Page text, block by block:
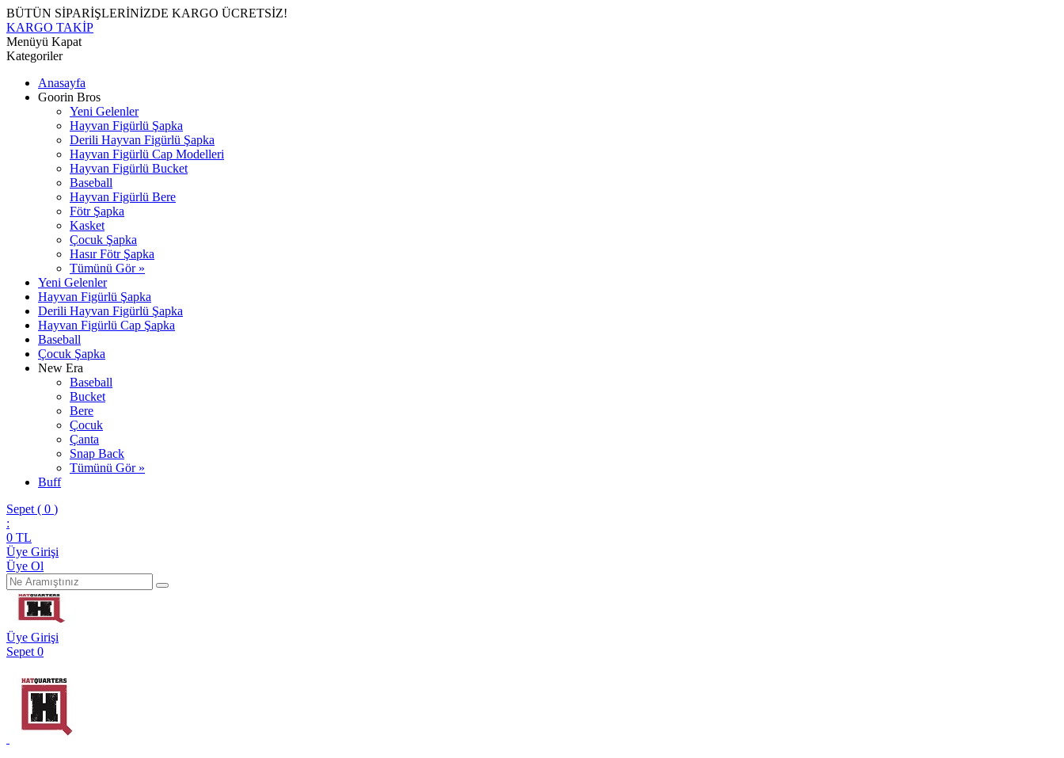
BÜTÜN SİPARİŞLERİNİZDE KARGO ÜCRETSİZ!
KARGO TAKİP
Menüyü Kapat
Kategoriler
Anasayfa
Goorin Bros
Yeni Gelenler
Hayvan Figürlü Şapka
Derili Hayvan Figürlü Şapka
Hayvan Figürlü Cap Modelleri
Hayvan Figürlü Bucket
Baseball
Hayvan Figürlü Bere
Fötr Şapka
Kasket
Çocuk Şapka
Hasır Fötr Şapka
Tümünü Gör »
Yeni Gelenler
Hayvan Figürlü Şapka
Derili Hayvan Figürlü Şapka
Hayvan Figürlü Cap Şapka
Baseball
Çocuk Şapka
New Era
Baseball
Bucket
Bere
Çocuk
Çanta
Snap Back
Tümünü Gör »
Buff
Sepet ( 0 )
:
0 TL
Üye Girişi
Üye Ol
Üye Girişi
Sepet 0